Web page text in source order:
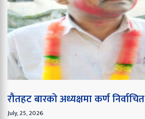
रौतहट बारको अध्यक्षमा कर्ण निर्वाचित
July, 25, 2026